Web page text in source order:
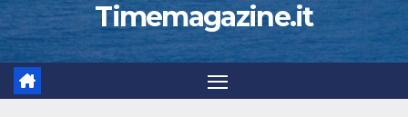
Timemagazine.it